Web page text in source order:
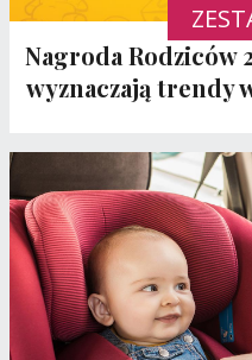
Nagroda
wyznaczają trendy